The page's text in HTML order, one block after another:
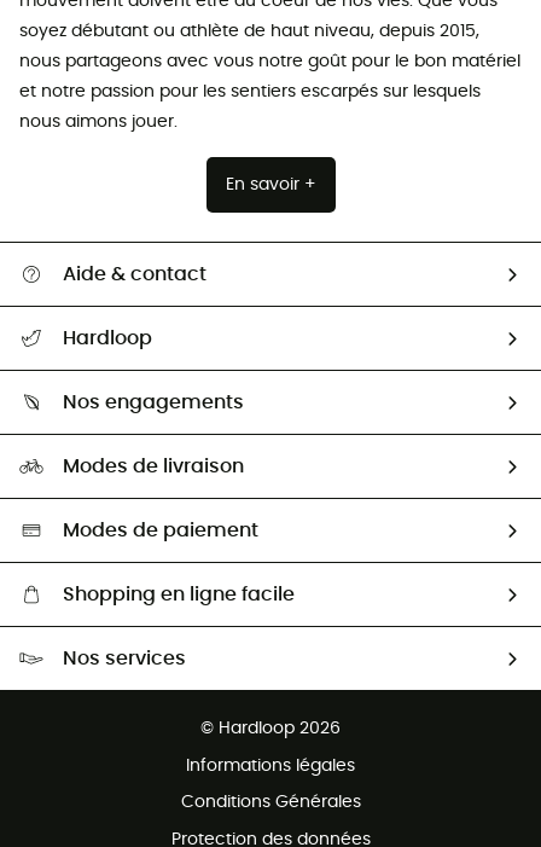
soyez débutant ou athlète de haut niveau, depuis 2015,
nous partageons avec vous notre goût pour le bon matériel
et notre passion pour les sentiers escarpés sur lesquels
nous aimons jouer.
En savoir +
Aide & contact
Guide des tailles
Seconde Main
Aide & Contact
Hardloop
HardGuides
Nos engagements
Sélection éco-responsable
Modes de livraison
Modes de paiement
Shopping en ligne facile
Nos services
© Hardloop 2026
Informations légales
Conditions Générales
Protection des données